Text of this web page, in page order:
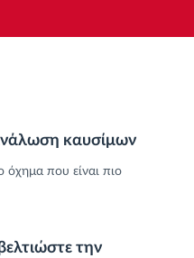
καυσίμων
όχημα που είναι πιο
την